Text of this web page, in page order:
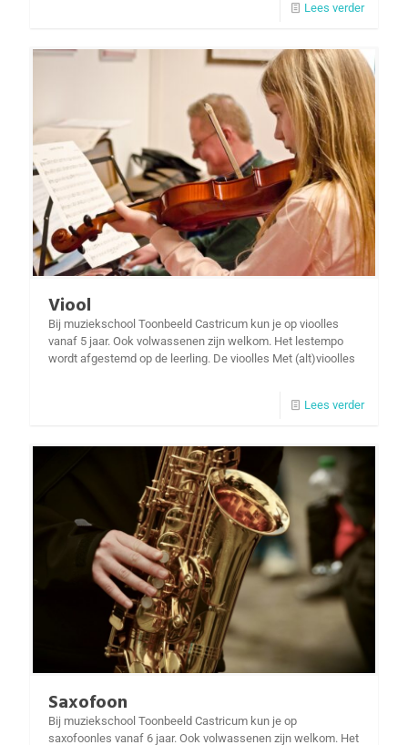
Lees verder
Viool
Bij muziekschool Toonbeeld Castricum kun je op vioolles
vanaf 5 jaar. Ook volwassenen zijn welkom. Het lestempo
wordt afgestemd op de leerling. De vioolles Met (alt)vioolles
Lees verder
Saxofoon
Bij muziekschool Toonbeeld Castricum kun je op
saxofoonles vanaf 6 jaar. Ook volwassenen zijn welkom. Het